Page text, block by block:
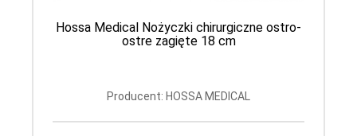
Hossa Medical Nożyczki chirurgiczne ostro-
ostre zagięte 18 cm
Producent: HOSSA MEDICAL